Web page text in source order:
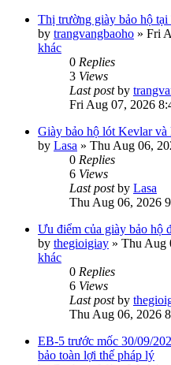
Thị trường giày bảo hộ
by trangvangbaoho » Fri
khác
0 Replies
3 Views
Last postby
Fri Aug 07, 2026
Giày bảo hộ lót Kevlar và
by Lasa » Thu Aug 06,
0 Replies
6 Views
Last postby Lasa
Thu Aug 06, 2026
Ưu điểm của giày bảo hộ
by thegioigiay » Thu Aug
khác
0 Replies
6 Views
Last postby
Thu Aug 06, 2026
EB-5 trước mốc 30/09/
bảo toàn lợi thế pháp lý